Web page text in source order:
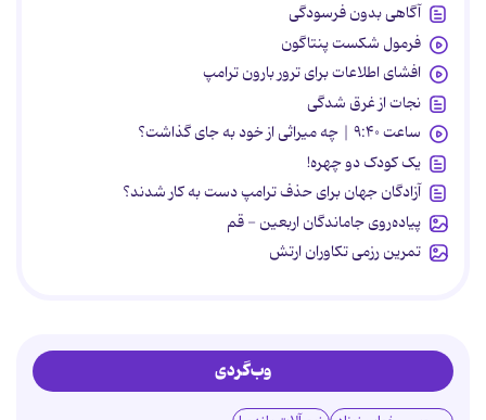
آگاهی بدون فرسودگی
فرمول شکست پنتاگون
افشای اطلاعات برای ترور بارون ترامپ
نجات از غرق شدگی
ساعت ۹:۴۰ | چه میراثی از خود به جای گذاشت؟
یک کودک دو چهره!
آزادگان جهان برای حذف ترامپ دست به کار شدند؟
پیاده‌روی جاماندگان اربعین - قم
تمرین رزمی تکاوران ارتش
وب‌گردی